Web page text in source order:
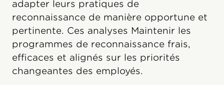
adapter leurs pratiques de
reconnaissance de manière opportune et
pertinente. Ces analyses Maintenir les
programmes de reconnaissance frais,
efficaces et alignés sur les priorités
changeantes des employés.